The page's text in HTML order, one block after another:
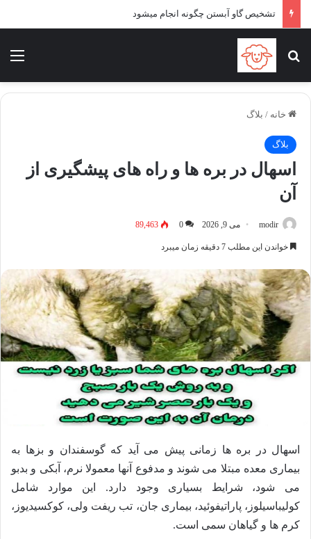
اسهال در بره ها و راه های پیشگیری از آن
جستجو برای
خانه / بلاگ
بلاگ
اسهال در بره ها و راه های پیشگیری از
آن
modir می 9, 2026 0
89,463
خواندن این مطلب 7 دقیقه زمان میبرد
اسهال در بره ها زمانی پیش می آید که گوسفندان و بزها به
بیماری معده مبتلا می شوند و مدفوع آنها معمولا نرم، آبکی و بدبو
می شود، شرایط بسیاری وجود دارد. این موارد شامل
کولیباسیلوز، پاراتیفوئید، بیماری جان، تب ریفت ولی، کوکسیدیوز،
کرم ها و گیاهان سمی است.